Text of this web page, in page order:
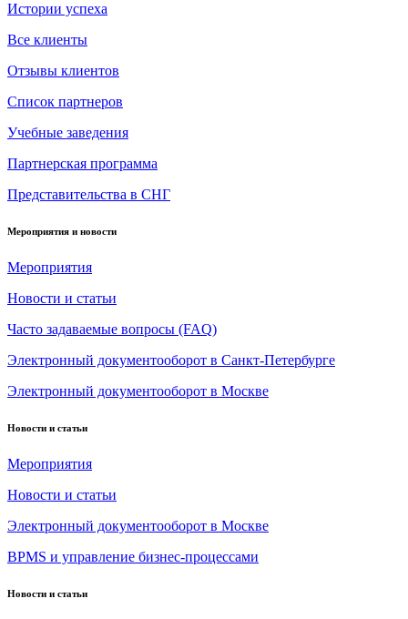
Истории успеха
Все клиенты
Отзывы клиентов
Список партнеров
Учебные заведения
Партнерская программа
Представительства в СНГ
Мероприятия и новости
Мероприятия
Новости и статьи
Часто задаваемые вопросы (FAQ)
Электронный документооборот в Санкт-Петербурге
Электронный документооборот в Москве
Новости и статьи
Мероприятия
Новости и статьи
Электронный документооборот в Москве
BPMS и управление бизнес-процессами
Новости и статьи